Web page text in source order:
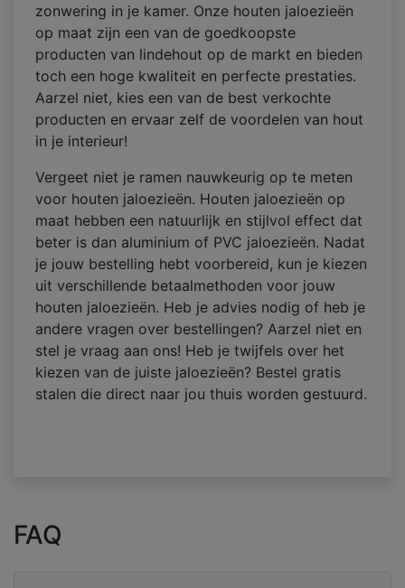
zonwering in je kamer. Onze houten jaloezieën
op maat zijn een van de goedkoopste
producten van lindehout op de markt en bieden
toch een hoge kwaliteit en perfecte prestaties.
Aarzel niet, kies een van de best verkochte
producten en ervaar zelf de voordelen van hout
in je interieur!
Vergeet niet je ramen nauwkeurig op te meten
voor houten jaloezieën. Houten jaloezieën op
maat hebben een natuurlijk en stijlvol effect dat
beter is dan aluminium of PVC jaloezieën. Nadat
je jouw bestelling hebt voorbereid, kun je kiezen
uit verschillende betaalmethoden voor jouw
houten jaloezieën. Heb je advies nodig of heb je
andere vragen over bestellingen? Aarzel niet en
stel je vraag aan ons! Heb je twijfels over het
kiezen van de juiste jaloezieën? Bestel gratis
stalen die direct naar jou thuis worden gestuurd.
FAQ